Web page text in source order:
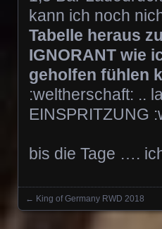
kann ich noch
Tabelle heraus
IGNORANT wie
geholfen fühlen
:weltherschaft: ..
EINSPRITZUNG
bis die Tage ….
Posts navigation
← King of Germany RWD 2018